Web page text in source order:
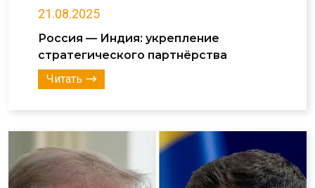
21.08.2025
Россия — Индия: укрепление
стратегического партнёрства
Читать